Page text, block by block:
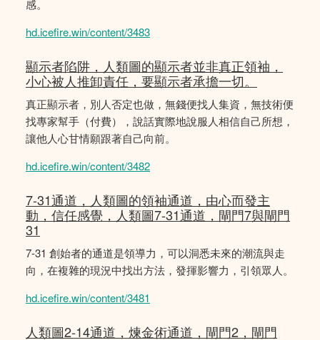
感。
hd.icefire.win/content/3483
顯示者陷阱，人類圖的顯示者並非真正領袖，
小心被人推卸責任，要顯示者承擔一切。
真正顯示者，別人否定也做，無錢便找人集資，無技術便
找專家幫手（付費），說話實際地說服人相信自己所想，
讓他人心甘情願跟著自己向前。
hd.icefire.win/content/3482
7-31通道，人類圖的領袖通道，由心而發主
動，信任感覺，人類圖7-31通道，閘門7與閘門
31
7-31 創始者的通道是領導力，可以洞悉未來的潮流與走
向，在複雜的現況中找出方法，發揮影響力，引領眾人。
hd.icefire.win/content/3481
人類圖2-14通道，煉金術通道，閘門2，閘門